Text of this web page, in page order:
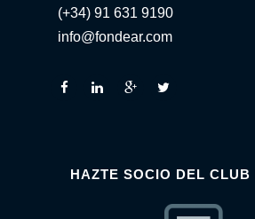
(+34) 91 631 9190
info@fondear.com
HAZTE SOCIO DEL CLUB